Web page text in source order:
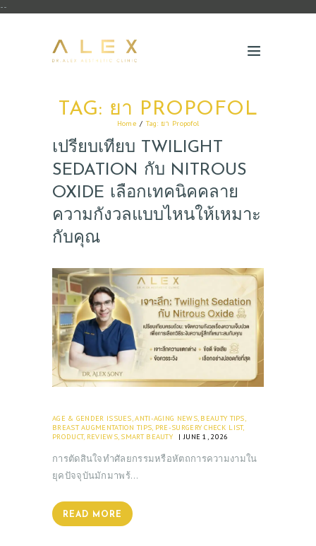
--
TAG: ยา PROPOFOL
Home Tag: ยา Propofol
เปรียบเทียบ TWILIGHT
SEDATION กับ NITROUS
OXIDE เลือกเทคนิคคลาย
ความกังวลแบบไหนให้เหมาะ
กับคุณ
AGE & GENDER ISSUES,ANTI-AGING NEWS, BEAUTY TIPS,
BREAST AUGMENTATION TIPS, PRE-SURGERY CHECK LIST,
PRODUCT, REVIEWS, SMART BEAUTY JUNE 1, 2026
การตัดสินใจทำศัลยกรรมหรือหัตถการความงามใน
ยุคปัจจุบันมักมาพร้…
READ MORE